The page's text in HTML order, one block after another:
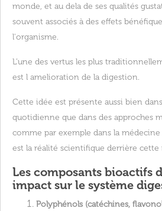
monde, et au dela de ses qualités
souvent associés à des effets
l'organisme.
L’une des vertus les plus
est l amelioration de la digestion.
Cette idée est présente aussi bien
quotidienne que dans des approches
comme par exemple dans la
est la réalité scientifique derrière cette
Les composants bioactifs
impact sur le système
Polyphénols (catéchines,